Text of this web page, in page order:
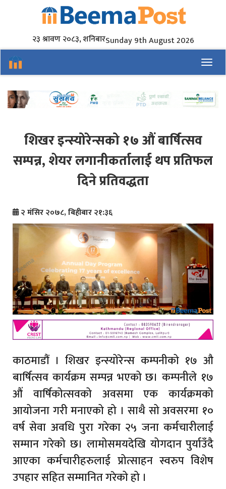
२३ श्रावण २०८३, शनिबारSunday 9th August 2026
शिखर इन्स्योरेन्सको १७ औं बार्षित्सव
सम्पन्न, शेयर लगानीकर्तालाई थप प्रतिफल
दिने प्रतिवद्धता
२ मंसिर २०७८, बिहीबार २१:३६
काठमाडौं । शिखर इन्स्योरेन्स कम्पनीको १७ औ
बार्षित्सव कार्यक्रम सम्पन्न भएको छ। कम्पनीले १७
औं वार्षिकोत्सवको अवसमा एक कार्यक्रमको
आयोजना गरी मनाएको हो । साथै सो अवसरमा १०
वर्ष सेवा अवधि पुरा गरेका २५ जना कर्मचारीलाई
सम्मान गरेको छ। लामोसमयदेखि योगदान पुर्याउँदै
आएका कर्मचारीहरुलाई प्रोत्साहन स्वरुप विशेष
उपहार सहित सम्मानित गरेको हो ।